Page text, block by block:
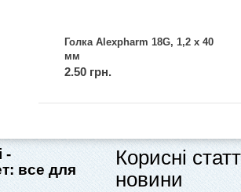
Голка Alexpharm 18G, 1,2 x 40
мм
2.50 грн.
-
все для
Корисні
новини